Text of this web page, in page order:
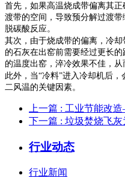
首先，如果高温烧成带偏离其
渡带的空间，导致预分解过渡
脱碳酸反应。
其次，由于烧成带的偏离，冷
的石灰在出窑前需要经过更长
的温度出窑，淬冷效果不佳，从
此外，当“冷料”进入冷却机后
二风温的关键因素。
上一篇 : 工业节能改
下一篇 : 垃圾焚烧飞
行业动态
行业新闻